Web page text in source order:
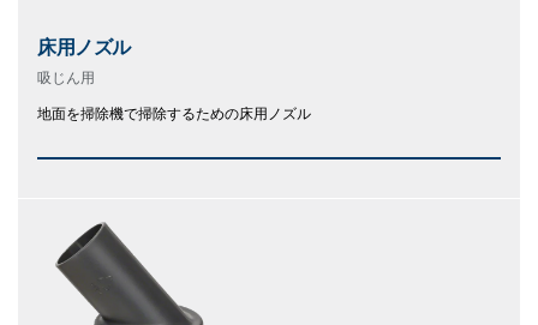
床用ノズル
吸じん用
地面を掃除機で掃除するための床用ノズル